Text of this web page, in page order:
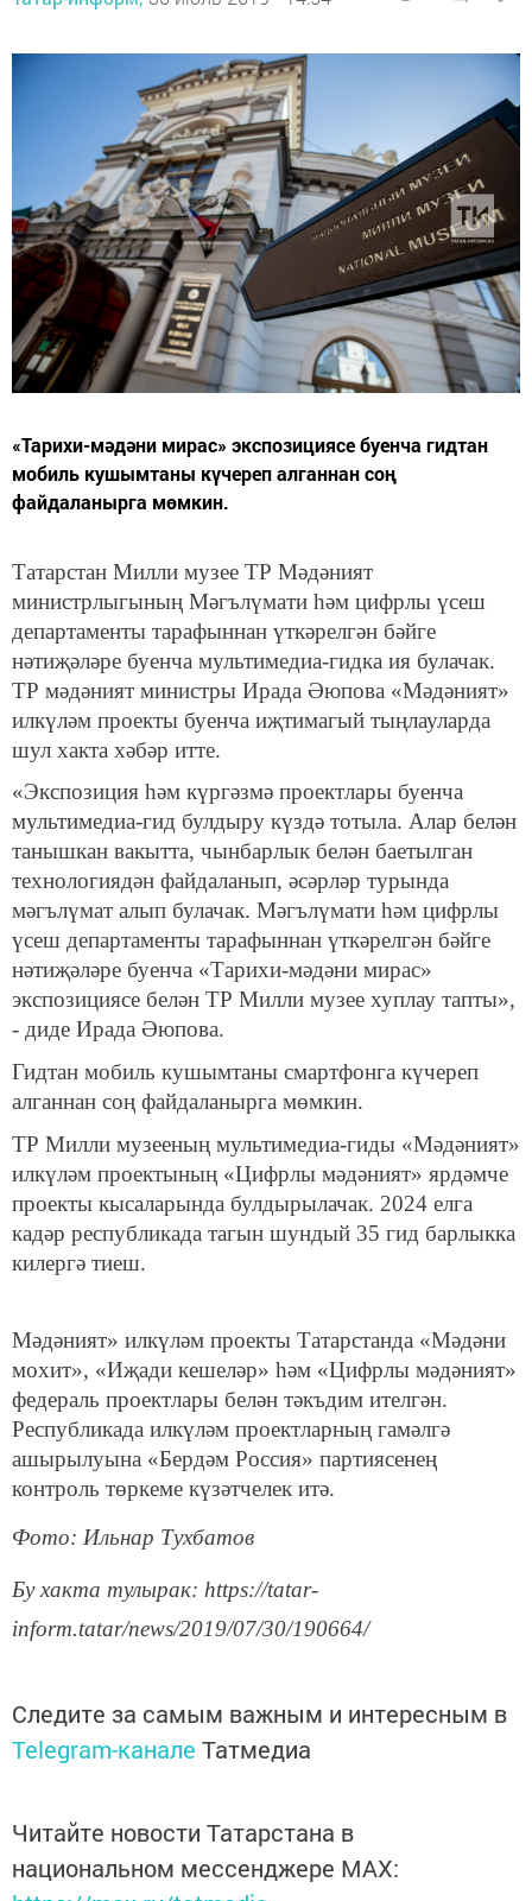
«Тарихи-мәдәни мирас» экспозициясе буенча гидтан
мобиль кушымтаны күчереп алганнан соң
файдаланырга мөмкин.
Татарстан Милли музее ТР Мәдәният
министрлыгының Мәгълүмати һәм цифрлы үсеш
департаменты тарафыннан үткәрелгән бәйге
нәтиҗәләре буенча мультимедиа-гидка ия булачак.
ТР мәдәният министры Ирада Әюпова «Мәдәният»
илкүләм проекты буенча иҗтимагый тыңлауларда
шул хакта хәбәр итте.
«Экспозиция һәм күргәзмә проектлары буенча
мультимедиа-гид булдыру күздә тотыла. Алар белән
танышкан вакытта, чынбарлык белән баетылган
технологиядән файдаланып, әсәрләр турында
мәгълүмат алып булачак. Мәгълүмати һәм цифрлы
үсеш департаменты тарафыннан үткәрелгән бәйге
нәтиҗәләре буенча «Тарихи-мәдәни мирас»
экспозициясе белән ТР Милли музее хуплау тапты»,
- диде Ирада Әюпова.
Гидтан мобиль кушымтаны смартфонга күчереп
алганнан соң файдаланырга мөмкин.
ТР Милли музееның мультимедиа-гиды «Мәдәният»
илкүләм проектының «Цифрлы мәдәният» ярдәмче
проекты кысаларында булдырылачак. 2024 елга
кадәр республикада тагын шундый 35 гид барлыкка
килергә тиеш.
Мәдәният» илкүләм проекты Татарстанда «Мәдәни
мохит», «Иҗади кешеләр» һәм «Цифрлы мәдәният»
федераль проектлары белән тәкъдим ителгән.
Республикада илкүләм проектларның гамәлгә
ашырылуына «Бердәм Россия» партиясенең
контроль төркеме күзәтчелек итә.
Фото: Ильнар Тухбатов
Бу хакта тулырак: https://tatar-
inform.tatar/news/2019/07/30/190664/
Следите за самым важным и интересным в
Telegram-канале Татмедиа
Читайте новости Татарстана в
национальном мессенджере MАХ: